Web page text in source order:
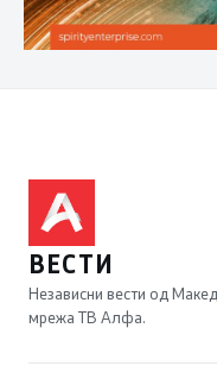
ВЕСТИ
Независни вести од
мрежа ТВ Алфа.